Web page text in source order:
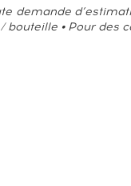
demande
• Pour des